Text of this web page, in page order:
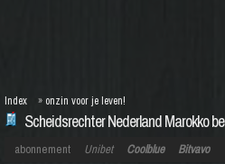
Scheidsrechter Nederland Marokko
Index » onzin voor je leven!
abonnement Unibet Coolblue Bitvavo